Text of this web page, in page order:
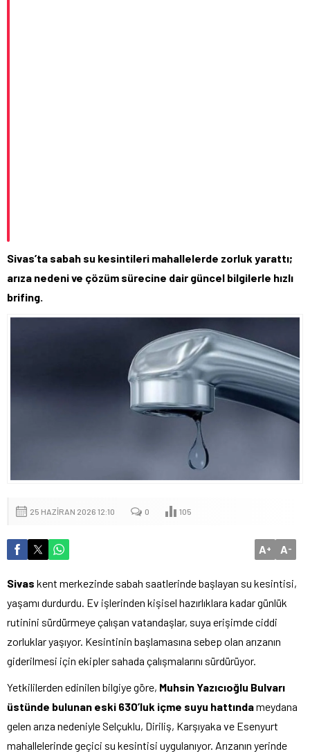
Sivas’ta sabah su kesintileri mahallelerde zorluk yarattı;
arıza nedeni ve çözüm sürecine dair güncel bilgilerle hızlı
brifing.
25 HAZIRAN 2026 12:10 0 105
A+ A-
Sivas kent merkezinde sabah saatlerinde başlayan su kesintisi,
yaşamı durdurdu. Ev işlerinden kişisel hazırlıklara kadar günlük
rutinini sürdürmeye çalışan vatandaşlar, suya erişimde ciddi
zorluklar yaşıyor. Kesintinin başlamasına sebep olan arızanın
giderilmesi için ekipler sahada çalışmalarını sürdürüyor.
Yetkililerden edinilen bilgiye göre, Muhsin Yazıcıoğlu Bulvarı
üstünde bulunan eski 630’luk içme suyu hattındameydana
gelen arıza nedeniyle Selçuklu, Diriliş, Karşıyaka ve Esenyurt
mahallelerinde geçici su kesintisi uygulanıyor. Arızanın yerinde